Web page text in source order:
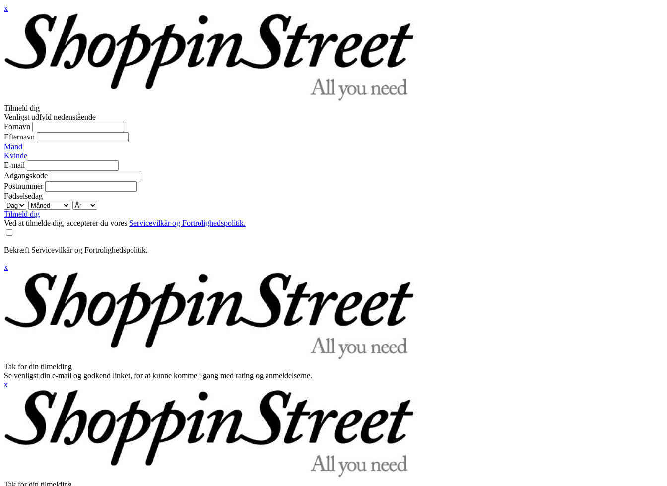
x
Tilmeld dig
Venligst udfyld nedenstående
Fornavn
Efternavn
Mand
Kvinde
E-mail
Adgangskode
Postnummer
Fødselsedag
Tilmeld dig
Ved at tilmelde dig, accepterer du vores Servicevilkår og Fortrolighedspolitik.
Bekræft Servicevilkår og Fortrolighedspolitik.
x
Tak for din tilmelding
Se venligst din e-mail og godkend linket, for at kunne komme i gang med rating og anmeldelserne.
x
Tak for din tilmelding